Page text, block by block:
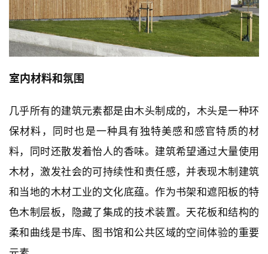
室内材料和氛围
几乎所有的建筑元素都是由木头制成的，木头是一种环
保材料，同时也是一种具有独特美感和感官特质的材
料，同时还散发着怡人的香味。建筑希望通过大量使用
木材，激发社会的可持续性和责任感，并表现木制建筑
和当地的木材工业的文化底蕴。作为书架和遮阳板的特
色木制层板，隐藏了集成的技术装置。天花板和结构的
柔和曲线是书库、图书馆和公共区域的空间体验的重要